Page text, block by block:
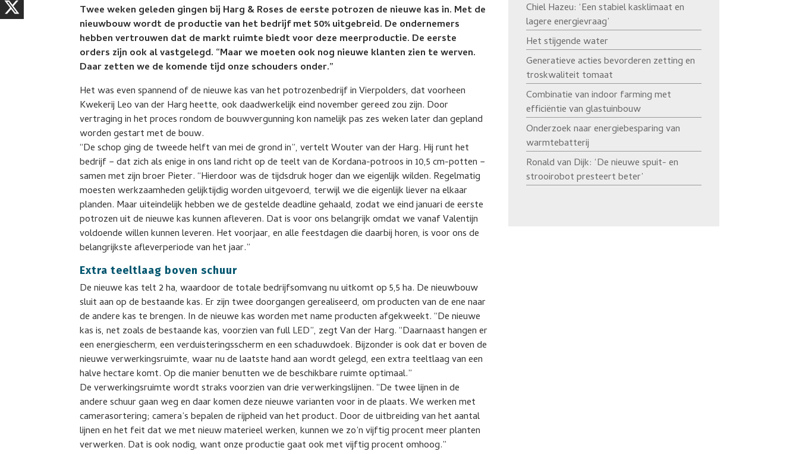
Twee weken geleden gingen bij Harg & Roses de eerste potrozen de nieuwe kas in. Met de
nieuwbouw wordt de productie van het bedrijf met 50% uitgebreid. De ondernemers
hebben vertrouwen dat de markt ruimte biedt voor deze meerproductie. De eerste
orders zijn ook al vastgelegd. “Maar we moeten ook nog nieuwe klanten zien te werven.
Daar zetten we de komende tijd onze schouders onder.”
Het was even spannend of de nieuwe kas van het potrozenbedrijf in Vierpolders, dat voorheen
Kwekerij Leo van der Harg heette, ook daadwerkelijk eind november gereed zou zijn. Door
vertraging in het proces rondom de bouwvergunning kon namelijk pas zes weken later dan gepland
worden gestart met de bouw.
“De schop ging de tweede helft van mei de grond in”, vertelt Wouter van der Harg. Hij runt het
bedrijf − dat zich als enige in ons land richt op de teelt van de Kordana-potroos in 10,5 cm-potten −
samen met zijn broer Pieter. “Hierdoor was de tijdsdruk hoger dan we eigenlijk wilden. Regelmatig
moesten werkzaamheden gelijktijdig worden uitgevoerd, terwijl we die eigenlijk liever na elkaar
planden. Maar uiteindelijk hebben we de gestelde deadline gehaald, zodat we eind januari de eerste
potrozen uit de nieuwe kas kunnen afleveren. Dat is voor ons belangrijk omdat we vanaf Valentijn
voldoende willen kunnen leveren. Het voorjaar, en alle feestdagen die daarbij horen, is voor ons de
belangrijkste afleverperiode van het jaar.”
Extra teeltlaag boven schuur
De nieuwe kas telt 2 ha, waardoor de totale bedrijfsomvang nu uitkomt op 5,5 ha. De nieuwbouw
sluit aan op de bestaande kas. Er zijn twee doorgangen gerealiseerd, om producten van de ene naar
de andere kas te brengen. In de nieuwe kas worden met name producten afgekweekt. “De nieuwe
kas is, net zoals de bestaande kas, voorzien van full LED”, zegt Van der Harg. “Daarnaast hangen er
een energiescherm, een verduisteringsscherm en een schaduwdoek. Bijzonder is ook dat er boven de
nieuwe verwerkingsruimte, waar nu de laatste hand aan wordt gelegd, een extra teeltlaag van een
halve hectare komt. Op die manier benutten we de beschikbare ruimte optimaal.”
De verwerkingsruimte wordt straks voorzien van drie verwerkingslijnen. “De twee lijnen in de
andere schuur gaan weg en daar komen deze nieuwe varianten voor in de plaats. We werken met
camerasortering; camera’s bepalen de rijpheid van het product. Door de uitbreiding van het aantal
lijnen en het feit dat we met nieuw materieel werken, kunnen we zo’n vijftig procent meer planten
verwerken. Dat is ook nodig, want onze productie gaat ook met vijftig procent omhoog.”
Chiel Hazeu: ‘Een stabiel kasklimaat en
lagere energievraag’
Het stijgende water
Generatieve acties bevorderen zetting en
troskwaliteit tomaat
Combinatie van indoor farming met
efficiëntie van glastuinbouw
Onderzoek naar energiebesparing van
warmtebatterij
Ronald van Dijk: ‘De nieuwe spuit- en
strooirobot presteert beter’